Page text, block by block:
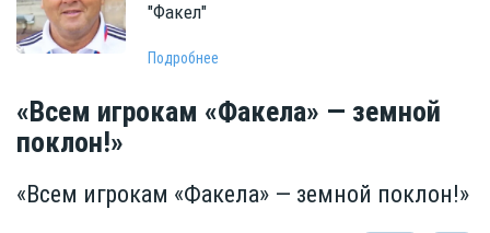
"Факел"
Подробнее
«Всем игрокам «Факела» — земной
поклон!»
«Всем игрокам «Факела» — земной поклон!»